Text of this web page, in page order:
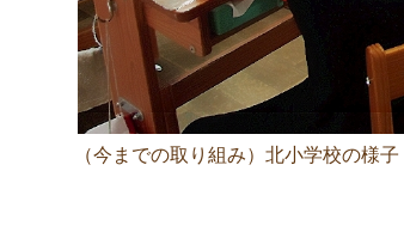
（今までの取り組み）北小学校の様子